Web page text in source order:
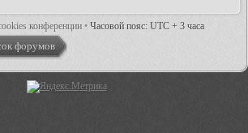
конференции • Часовой пояс: UTC + 3 часа
форумов